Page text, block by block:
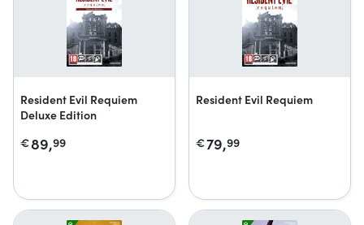
Resident Evil Requiem
Deluxe Edition
€89,99
Resident Evil Requiem
€79,99